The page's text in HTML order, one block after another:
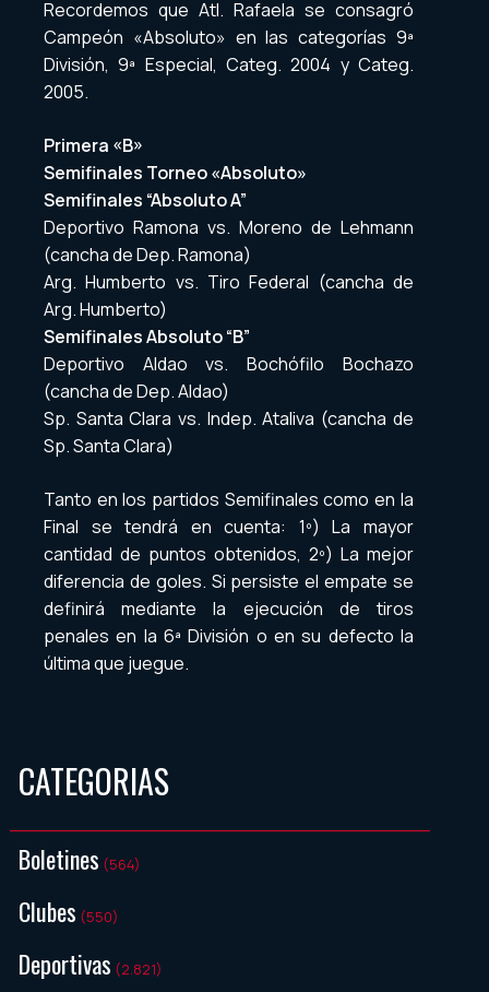
Recordemos que Atl. Rafaela se consagró
Campeón «Absoluto» en las categorías 9ª
División, 9ª Especial, Categ. 2004 y Categ.
2005.
Primera «B»
Semifinales Torneo «Absoluto»
Semifinales “Absoluto A”
Deportivo Ramona vs. Moreno de Lehmann
(cancha de Dep. Ramona)
Arg. Humberto vs. Tiro Federal (cancha de
Arg. Humberto)
Semifinales Absoluto “B”
Deportivo Aldao vs. Bochófilo Bochazo
(cancha de Dep. Aldao)
Sp. Santa Clara vs. Indep. Ataliva (cancha de
Sp. Santa Clara)
Tanto en los partidos Semifinales como en la
Final se tendrá en cuenta: 1º) La mayor
cantidad de puntos obtenidos, 2º) La mejor
diferencia de goles. Si persiste el empate se
definirá mediante la ejecución de tiros
penales en la 6ª División o en su defecto la
última que juegue.
CATEGORIAS
Boletines (564)
Clubes (550)
Deportivas (2.821)